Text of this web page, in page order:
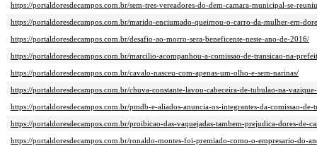
https://portaldoresdecampos.com.br/sem-tres-vereadores-do-dem-camara-municipal-se-
https://portaldoresdecampos.com.br/marido-enciumado-queimou-o-carro-da-mulher-em-
https://portaldoresdecampos.com.br/desafio-ao-morro-sera-beneficente-neste-ano-de-2016/
https://portaldoresdecampos.com.br/marcilio-acompanhou-a-comissao-de-transicao-na-
https://portaldoresdecampos.com.br/cavalo-nasceu-com-apenas-um-olho-e-sem-narinas/
https://portaldoresdecampos.com.br/chuva-constante-lavou-cabeceira-de-tubulao-na-
https://portaldoresdecampos.com.br/pmdb-e-aliados-anuncia-os-integrantes-da-comissao-de-
https://portaldoresdecampos.com.br/proibicao-das-vaquejadas-tambem-prejudica-dores-de-
https://portaldoresdecampos.com.br/ronaldo-montes-foi-premiado-como-o-empresario-do-